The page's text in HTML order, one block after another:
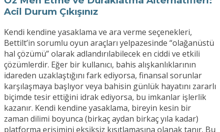
Acil Durum Çıkışınız
Kendi kendine yasaklama ve ara verme seçenekleri,
Bettilt’in sorumlu oyun araçları yelpazesinde “olağanüstü
hal çözümü” olarak adlandırılabilecek en ciddi ve etkili
çözümlerdir. Eğer bir kullanıcı, bahis alışkanlıklarının
idareden uzaklaştığını fark ediyorsa, finansal sorunlar
karşılaşmaya başlıyor veya bahisin günlük hayatını zararlı
biçimde tesir ettiğini idrak ediyorsa, bu imkanlar işlerlik
kazanır. Kendi kendine yasaklama, bireyin kesin bir
zaman dilimi boyunca (birkaç aydan birkaç yıla kadar)
platforma erişimini eksiksiz kısıtlamasına olanak tanır. Bu